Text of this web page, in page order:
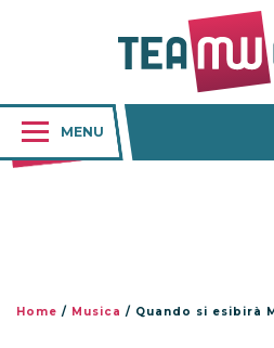
MENU
Home / Musica / Quando si esibirà